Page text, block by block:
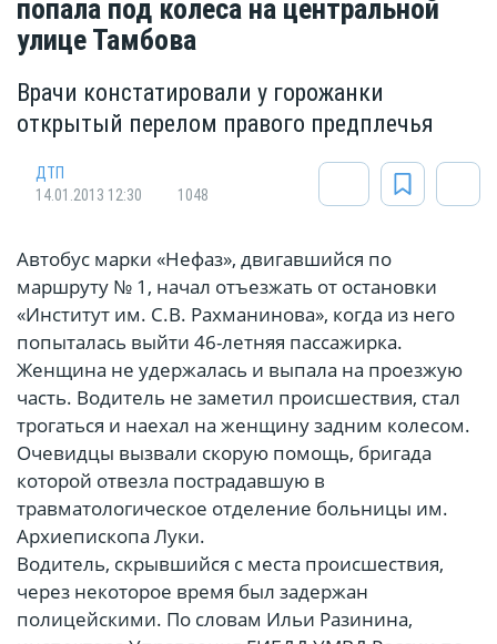
попала под колеса на центральной
улице Тамбова
Врачи констатировали у горожанки
открытый перелом правого предплечья
ДТП
14.01.2013 12:30
1048
Автобус марки «Нефаз», двигавшийся по
маршруту № 1, начал отъезжать от остановки
«Институт им. С.В. Рахманинова», когда из него
попыталась выйти 46-летняя пассажирка.
Женщина не удержалась и выпала на проезжую
часть. Водитель не заметил происшествия, стал
трогаться и наехал на женщину задним колесом.
Очевидцы вызвали скорую помощь, бригада
которой отвезла пострадавшую в
травматологическое отделение больницы им.
Архиепископа Луки.
Водитель, скрывшийся с места происшествия,
через некоторое время был задержан
полицейскими. По словам Ильи Разинина,